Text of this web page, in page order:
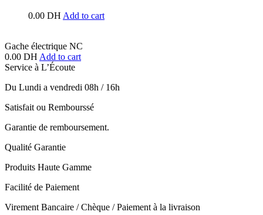
0.00 DH Add to cart
Gache électrique NC
0.00 DH Add to cart
Service à L’Écoute
Du Lundi a vendredi 08h / 16h
Satisfait ou Rembourssé
Garantie de remboursement.
Qualité Garantie
Produits Haute Gamme
Facilité de Paiement
Virement Bancaire / Chèque / Paiement à la livraison